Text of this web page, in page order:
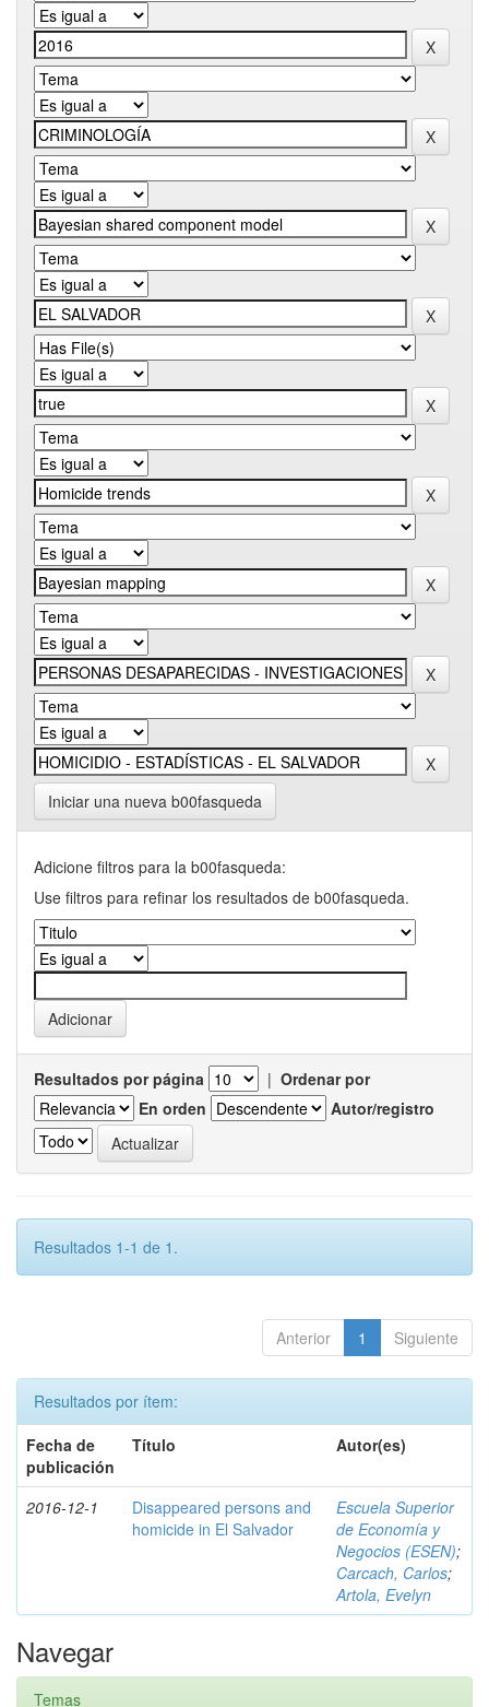
Iniciar una nueva b00fasqueda
Adicione filtros para la b00fasqueda:
Use filtros para refinar los resultados de b00fasqueda.
Resultados por página | Ordenar por
En orden
Autor/registro
Resultados 1-1 de 1.
Anterior 1 Siguiente
Resultados por ítem:
Fecha de
publicación
Título Autor(es)
2016-12-1
Disappeared persons and
homicide in El Salvador
Escuela Superior
de Economía y
Negocios (ESEN);
Carcach, Carlos;
Artola, Evelyn
Navegar
Temas